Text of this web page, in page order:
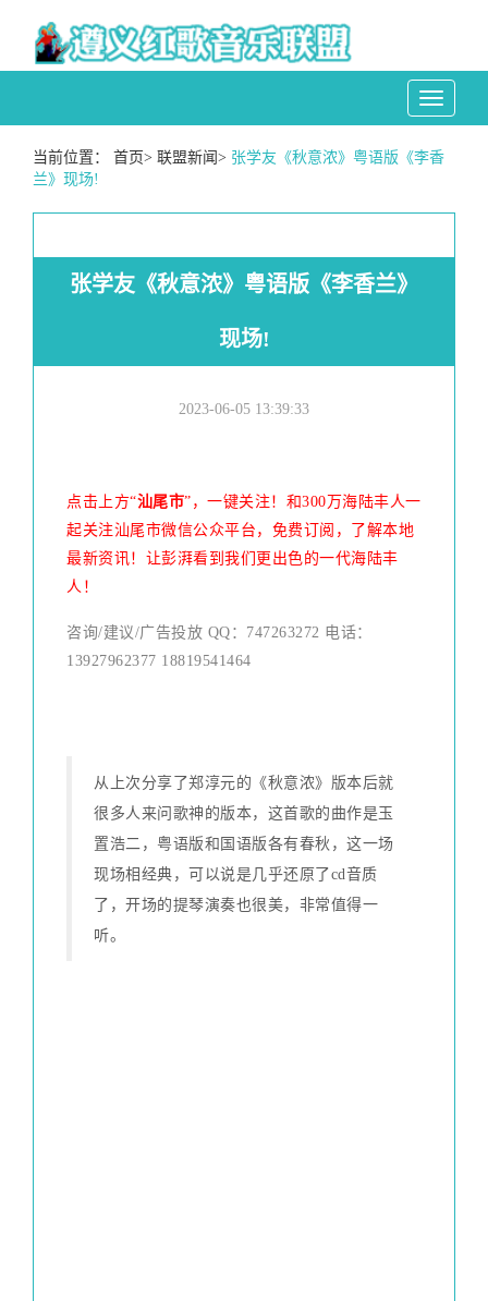
Toggle
当前位置： 首页> 联盟新闻 > 张学友《秋意浓》粤语版《李香
兰》现场!
张学友《秋意浓》粤语版《李香兰》
现场!
2023-06-05 13:39:33
点击上方“汕尾市”，一键关注！和300万海陆丰人一
起关注汕尾市微信公众平台，免费订阅，了解本地
最新资讯！让彭湃看到我们更出色的一代海陆丰
人！
咨询/建议/广告投放 QQ：747263272 电话：
13927962377 18819541464
从上次分享了郑淳元的《秋意浓》版本后就
很多人来问歌神的版本，这首歌的曲作是玉
置浩二，粤语版和国语版各有春秋，这一场
现场相经典，可以说是几乎还原了cd音质
了，开场的提琴演奏也很美，非常值得一
听。